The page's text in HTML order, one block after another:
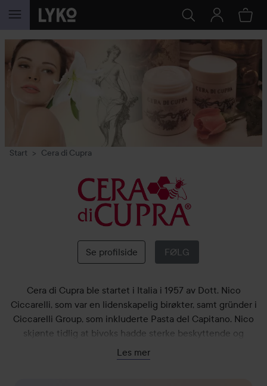
GÅ TIL INNHOLD
Start Cera di Cupra
Cera
di
Cupra
Se profilside FØLG
Cera di Cupra ble startet i Italia i 1957 av Dott. Nico
Ciccarelli, som var en lidenskapelig birøkter, samt gründer i
Ciccarelli Group, som inkluderte Pasta del Capitano. Nico
skjønte tidlig at bivoks hadde sterke beskyttende og
nærende egenskaper som kunne brukes i kosmetikk og til
hudpleie.
Les mer